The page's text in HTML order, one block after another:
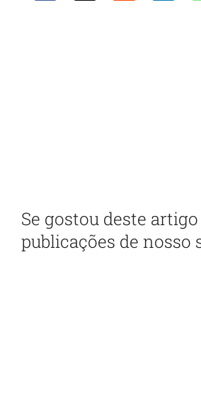
Se gostou deste
publicações de nosso